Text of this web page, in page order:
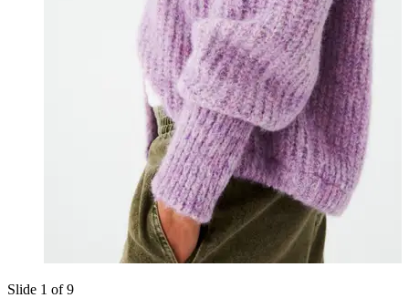
Slide 1 of 9